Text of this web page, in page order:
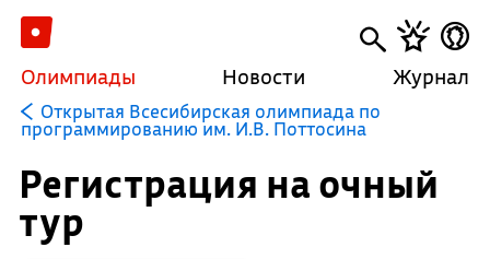
Олимпиады Новости Журнал
Открытая Всесибирская олимпиада по
программированию им. И.В. Поттосина
Регистрация на очный
тур